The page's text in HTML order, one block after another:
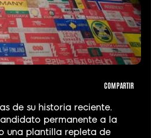
COMPARTIR
de su historia reciente.
permanente a la
una plantilla repleta de